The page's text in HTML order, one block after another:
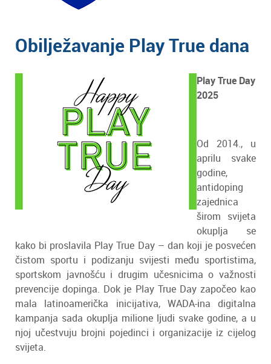
Obilježavanje Play True dana
Play True Day
2025
Od 2014., u
aprilu svake
godine,
antidoping
zajednica
širom svijeta
okuplja se
kako bi proslavila Play True Day – dan koji je posvećen
čistom sportu i podizanju svijesti među sportistima,
sportskom javnošću i drugim učesnicima o važnosti
prevencije dopinga. Dok je Play True Day započeo kao
mala latinoamerička inicijativa, WADA-ina digitalna
kampanja sada okuplja milione ljudi svake godine, a u
njoj učestvuju brojni pojedinci i organizacije iz cijelog
svijeta.